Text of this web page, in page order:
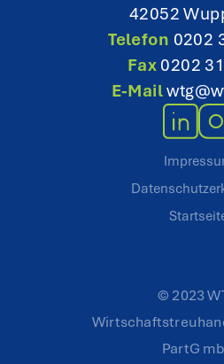
42052
Telefon 0202
Fax 0202
E-Mail
© 2023
PartG